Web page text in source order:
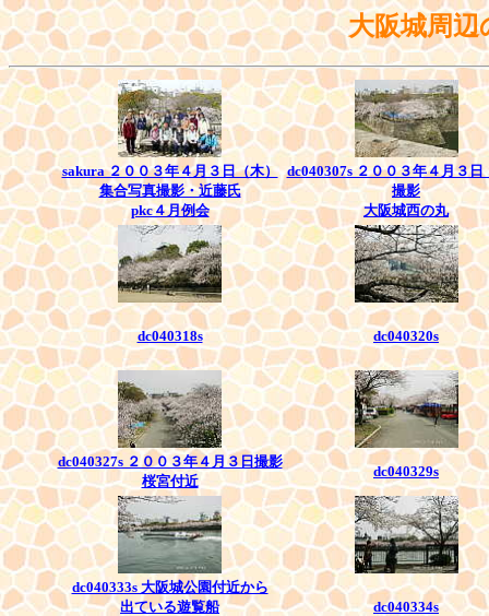
大阪城周
sakura ２００３年４月３日（木）
集合写真撮影・近藤氏
pkc４月例会
dc040307s ２００３年４月３日
撮影
大阪城西の丸
dc040318s dc040320s
dc040327s ２００３年４月３日撮影
桜宮付近
dc040329s
dc040333s 大阪城公園付近から
出ている遊覧船
dc040334s